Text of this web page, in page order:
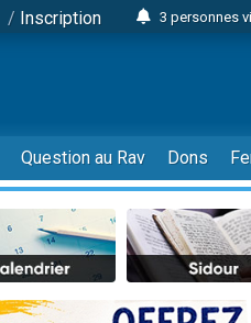
/ Inscription
3 personnes
3
3
2 personnes
13 personnes
30
Il reste 49
12
3 personnes
Question au Rav Dons